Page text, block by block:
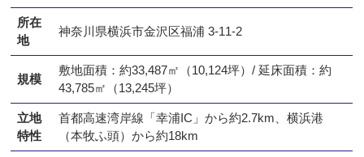
所在
地
神奈川県横浜市金沢区福浦 3-11-2
規模
敷地面積：約33,487㎡（10,124坪）/ 延床面積：約
43,785㎡（13,245坪）
立地
特性
首都高速湾岸線「幸浦IC」から約2.7km、横浜港
（本牧ふ頭）から約18km